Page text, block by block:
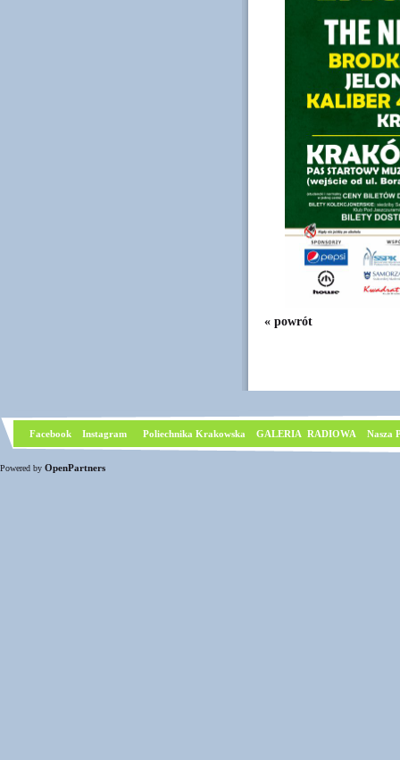
« powrót
Facebook Instagram Poliechnika Krakowska GALERIA RADIOWA Nasza
Powered by OpenPartners